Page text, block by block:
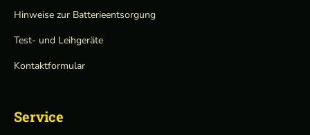
Hinweise zur Batterieentsorgung
Test- und Leihgeräte
Kontaktformular
Service